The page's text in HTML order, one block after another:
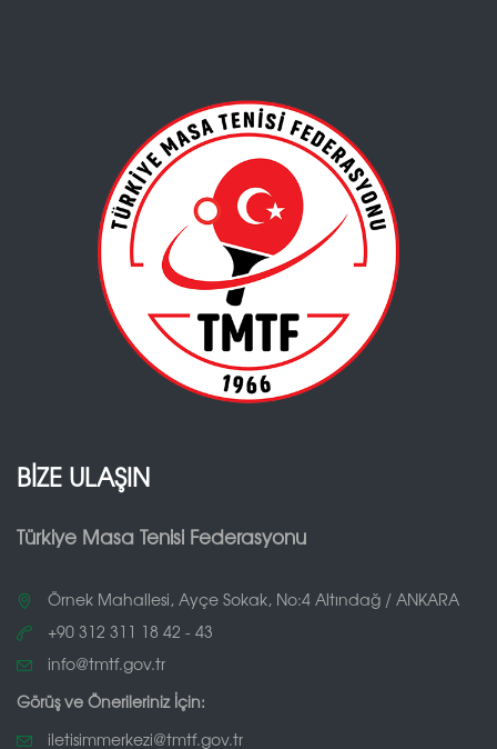
BİZE ULAŞIN
Türkiye Masa Tenisi Federasyonu
Örnek Mahallesi, Ayçe Sokak, No:4 Altındağ / ANKARA
+90 312 311 18 42 - 43
info@tmtf.gov.tr
Görüş ve Önerileriniz İçin:
iletisimmerkezi@tmtf.gov.tr